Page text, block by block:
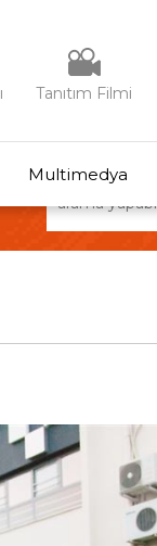
Tanıtım Filmi
Multimedya